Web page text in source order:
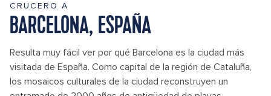
CRUCERO A
BARCELONA, ESPAÑA
Resulta muy fácil ver por qué Barcelona es la ciudad más
visitada de España. Como capital de la región de Cataluña,
los mosaicos culturales de la ciudad reconstruyen un